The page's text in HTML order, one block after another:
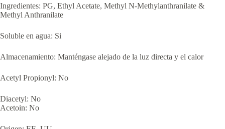
Ingredientes: PG, Ethyl Acetate, Methyl N-Methylanthranilate &
Methyl Anthranilate
Soluble en agua: Si
Almacenamiento: Manténgase alejado de la luz directa y el calor
Acetyl Propionyl: No
Diacetyl: No
Acetoin: No